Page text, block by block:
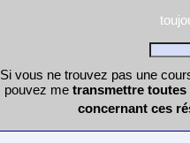
Si vous ne trouvez pas une
pouvez me transmettre
concernant ces